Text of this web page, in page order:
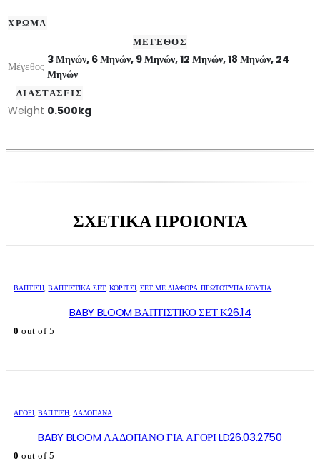
ΧΡΩΜΑ
ΜΕΓΕΘΟΣ
Μέγεθος 3 Μηνών, 6 Μηνών, 9 Μηνών, 12 Μηνών, 18 Μηνών, 24
Μηνών
ΔΙΑΣΤΑΣΕΙΣ
Weight 0.500kg
ΣΧΕΤΙΚΑ ΠΡΟΙΟΝΤΑ
ΒΑΠΤΙΣΗ,ΒΑΠΤΙΣΤΙΚΆ ΣΕΤ,ΚΟΡΊΤΣΙ, ΣΕΤ ΜΕ ΔΙΆΦΟΡΑ ΠΡΩΤΌΤΥΠΑ ΚΟΥΤΙΆ
BABY BLOOM ΒΑΠΤΙΣΤΙΚΟ ΣΕΤ Κ26.14
0 out of 5
ΑΓΌΡΙ,ΒΑΠΤΙΣΗ, ΛΑΔΌΠΑΝΑ
BABY BLOOM ΛΑΔΟΠΑΝΟ ΓΙΑ ΑΓΟΡΙ LD26.03.2750
0 out of 5